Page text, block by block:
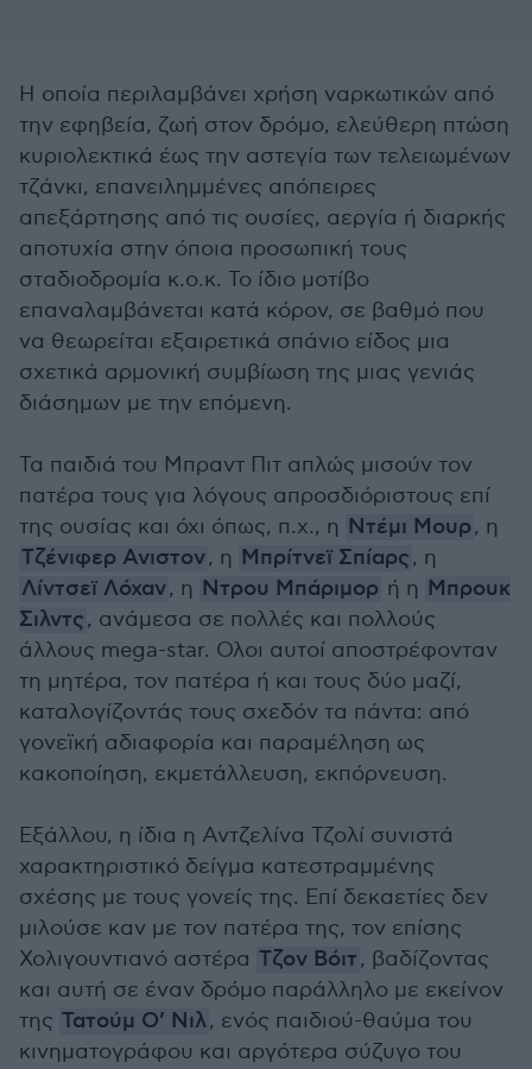
Η οποία περιλαμβάνει χρήση ναρκωτικών από
την εφηβεία, ζωή στον δρόμο, ελεύθερη πτώση
κυριολεκτικά έως την αστεγία των τελειωμένων
τζάνκι, επανειλημμένες απόπειρες
απεξάρτησης από τις ουσίες, αεργία ή διαρκής
αποτυχία στην όποια προσωπική τους
σταδιοδρομία κ.ο.κ. Το ίδιο μοτίβο
επαναλαμβάνεται κατά κόρον, σε βαθμό που
να θεωρείται εξαιρετικά σπάνιο είδος μια
σχετικά αρμονική συμβίωση της μιας γενιάς
διάσημων με την επόμενη.
Τα παιδιά του Μπραντ Πιτ απλώς μισούν τον
πατέρα τους για λόγους απροσδιόριστους επί
της ουσίας και όχι όπως, π.χ., η Ντέμι Μουρ, η
Τζένιφερ Ανιστον, η Μπρίτνεϊ Σπίαρς, η
Λίντσεϊ Λόχαν, η Ντρου Μπάριμορ ή η Μπρουκ
Σιλντς, ανάμεσα σε πολλές και πολλούς
άλλους mega-star. Ολοι αυτοί αποστρέφονταν
τη μητέρα, τον πατέρα ή και τους δύο μαζί,
καταλογίζοντάς τους σχεδόν τα πάντα: από
γονεϊκή αδιαφορία και παραμέληση ως
κακοποίηση, εκμετάλλευση, εκπόρνευση.
Εξάλλου, η ίδια η Αντζελίνα Τζολί συνιστά
χαρακτηριστικό δείγμα κατεστραμμένης
σχέσης με τους γονείς της. Επί δεκαετίες δεν
μιλούσε καν με τον πατέρα της, τον επίσης
Χολιγουντιανό αστέρα Τζον Βόιτ, βαδίζοντας
και αυτή σε έναν δρόμο παράλληλο με εκείνον
της Τατούμ Ο’ Νιλ, ενός παιδιού-θαύμα του
κινηματογράφου και αργότερα σύζυγο του